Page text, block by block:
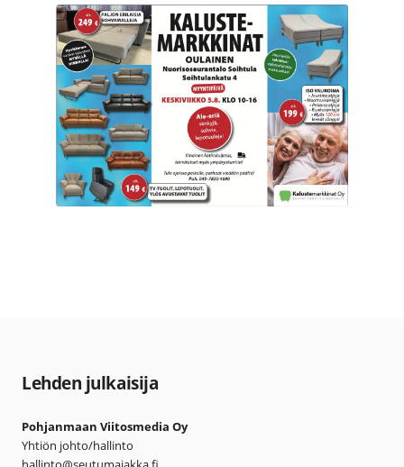
Lehden julkaisija
Pohjanmaan Viitosmedia Oy
Yhtiön johto/hallinto